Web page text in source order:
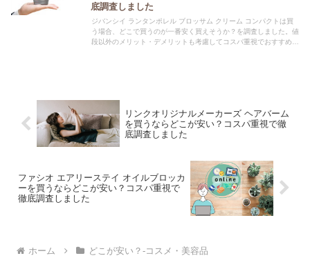
底調査しました
ジバンシイ ランタンポレル ブロッサム クリーム コンパクトは買
う場合、どこで買うのが一番安く買えそうか？を調査しました。値
段以外のメリット・デメリットも考慮してコスパ重視でおすすめの
リンクオリジナルメーカーズ ヘアバーム
を買うならどこが安い？コスパ重視で徹
底調査しました
ファシオ エアリーステイ オイルブロッカ
ーを買うならどこが安い？コスパ重視で
徹底調査しました
ホーム どこが安い？-コスメ・美容品